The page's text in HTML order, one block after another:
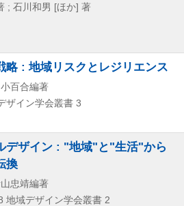
; 石川和男 [ほか] 著
略 : 地域リスクとレジリエンス
百合編著
ザイン学会叢書 3
デザイン : "地域"と"生活"から
換
忠靖編著
地域デザイン学会叢書 2